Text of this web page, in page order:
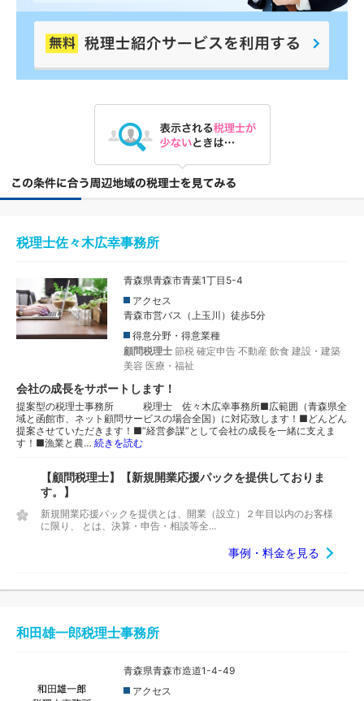
税理士佐々木広幸事務所
青森県青森市青葉1丁目5-4
アクセス
青森市営バス（上玉川）徒歩5分
得意分野・得意業種
顧問税理士 節税 確定申告 不動産 飲食 建設・建築
美容 医療・福祉
会社の成長をサポートします！
提案型の税理士事務所 税理士 佐々木広幸事務所■広範囲（青森県全
域と函館市、ネット顧問サービスの場合全国）に対応致します！■どんどん
提案させていただきます！■”経営参謀”として会社の成長を一緒に支えま
す！■漁業と農… 続きを読む
【顧問税理士】【新規開業応援パックを提供しておりま
す。】
新規開業応援パックを提供とは、開業（設立）２年目以内のお客様
に限り、 とは、決算・申告・相談等全...
事例・料金を見る
和田雄一郎税理士事務所
青森県青森市造道1-4-49
アクセス